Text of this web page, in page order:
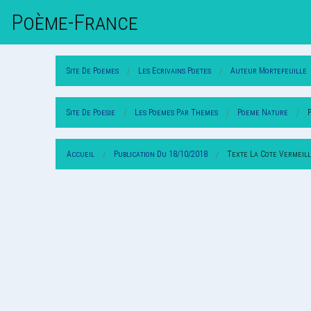
Poème-FrAnce
Site De Poemes Les Ecrivains Poetes Auteur Mortefeuille
Site De Poesie Les Poemes Par Themes Poeme Nature
Accueil Publication Du 18/10/2018 Texte La Cote